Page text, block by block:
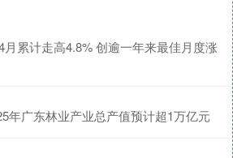
累计走高4.8% 创逾一年来最佳月度涨
年广东林业产业总产值预计超1万亿元